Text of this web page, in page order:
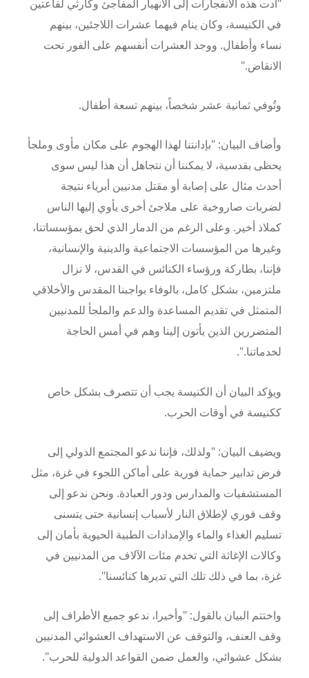
"أدت هذه الانفجارات إلى الانهيار المفاجئ وكارثي لقاعتين
في الكنيسة، وكان ينام فيهما عشرات اللاجئين، بينهم
نساء وأطفال. ووجد العشرات أنفسهم على الفور تحت
الانقاض."
وتُوفي ثمانية عشر شخصاً، بينهم تسعة أطفال.
وأضاف البيان: "بإدانتنا لهذا الهجوم على مكان مأوى وملجأ
يحظى بقدسية، لا يمكننا أن نتجاهل أن هذا ليس سوى
أحدث مثال على إصابة أو مقتل مدنيين أبرياء نتيجة
لضربات صاروخية على ملاجئ أخرى يأوي إليها الناس
كملاذ أخير. وعلى الرغم من الدمار الذي لحق بمؤسساتنا،
وغيرها من المؤسسات الاجتماعية والدينية والإنسانية،
فإننا، بطاركة ورؤساء الكنائس في القدس، لا نزال
ملتزمين، بشكل كامل، بالوفاء بواجبنا المقدس والأخلاقي
المتمثل في تقديم المساعدة والدعم والملجأ للمدنيين
المتضررين الذين يأتون إلينا وهم في أمس الحاجة
لخدماتنا.".
ويؤكد البيان أن الكنيسة يجب أن تتصرف بشكل خاص
ككنيسة في أوقات الحرب.
ويضيف البيان: "ولذلك، فإننا ندعو المجتمع الدولي إلى
فرض تدابير حماية فورية على أماكن اللجوء في غزة، مثل
المستشفيات والمدارس ودور العبادة. ونحن ندعو إلى
وقف فوري لإطلاق النار لأسباب إنسانية حتى يتسنى
تسليم الغذاء والماء والإمدادات الطبية الحيوية بأمان إلى
وكالات الإغاثة التي تخدم مئات الآلاف من المدنيين في
غزة، بما في ذلك تلك التي تديرها كنائسنا".
واختتم البيان بالقول: "وأخيرا، ندعو جميع الأطراف إلى
وقف العنف، والتوقف عن الاستهداف العشوائي المدنيين
بشكل عشوائي، والعمل ضمن القواعد الدولية للحرب".